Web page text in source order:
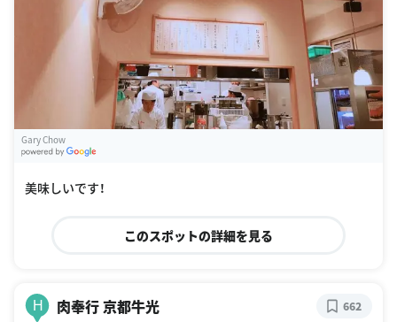
Gary Chow
美味しいです！
このスポットの詳細を見る
H 肉奉行 京都牛光 662